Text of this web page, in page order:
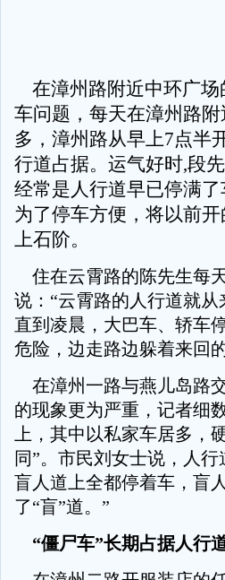
在漳州路附近中环广场
车问题，每天在漳州路
多，漳州路从早上7点半
行道占据。运气好时,段
经常是人行道早已停满
为了停车方便，将以前
上石阶。
住在云霄路的陈先生每
说：“云霄路的人行道就
直到凌晨，大巴车、轿车
危险，边走路边躲着来回的
在漳州一路与燕儿岛路
的现象更为严重，记者细
上，其中以私家车居多，
同”。市民刘女士说，人
盲人道上全都停着车，盲
了“盲”道。”
“僵尸车”长期占据人行